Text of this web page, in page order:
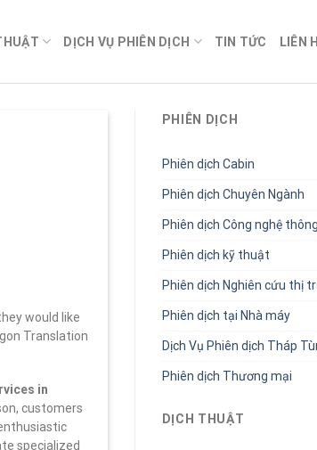
DỊCH VỤ PHIÊN DỊCH TIN TỨC LIÊN
would like
Translation
in
customers
specialized
PHIÊN DỊCH
Phiên dịch Cabin
Phiên dịch Chuyên Ngành
Phiên dịch Công nghệ
Phiên dịch kỹ thuật
Phiên dịch Nghiên cứu thị
Phiên dịch tại Nhà máy
Dịch Vụ Phiên dịch Tháp
Phiên dịch Thương mại
DỊCH THUẬT